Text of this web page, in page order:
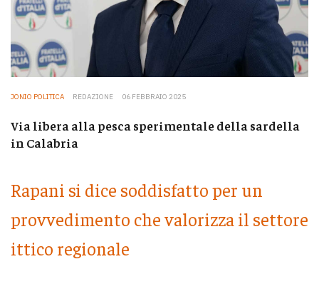
JONIO POLITICA REDAZIONE 06 FEBBRAIO 2025
Via libera alla pesca sperimentale della sardella
in Calabria
Rapani si dice soddisfatto per un
provvedimento che valorizza il settore
ittico regionale